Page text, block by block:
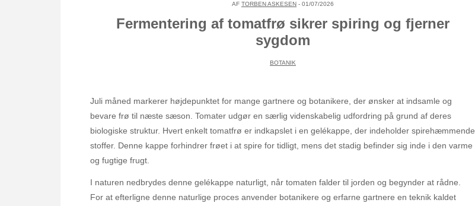
AF TORBEN ASKESEN - 01/07/2026
Fermentering af tomatfrø sikrer spiring og fjerner
sygdom
BOTANIK
Juli måned markerer højdepunktet for mange gartnere og botanikere, der ønsker at indsamle og
bevare frø til næste sæson. Tomater udgør en særlig videnskabelig udfordring på grund af deres
biologiske struktur. Hvert enkelt tomatfrø er indkapslet i en gelékappe, der indeholder spirehæmmende
stoffer. Denne kappe forhindrer frøet i at spire for tidligt, mens det stadig befinder sig inde i den varme
og fugtige frugt.
I naturen nedbrydes denne gelékappe naturligt, når tomaten falder til jorden og begynder at rådne.
For at efterligne denne naturlige proces anvender botanikere og erfarne gartnere en teknik kaldet